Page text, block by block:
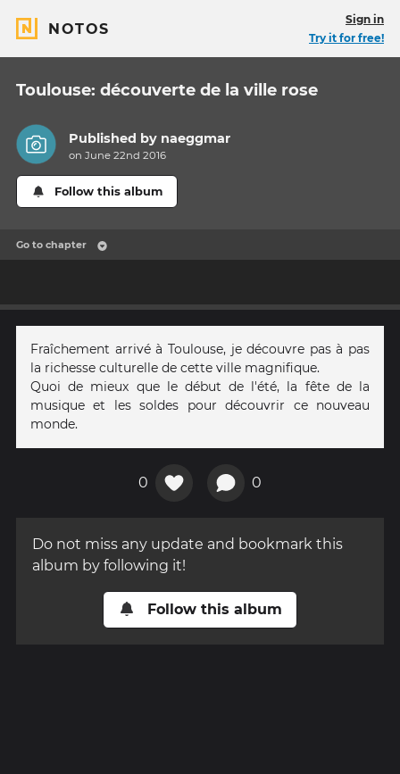
NOTOS
Sign in
Try it for free!
Toulouse: découverte de la ville rose
Published by naeggmar
on June 22nd 2016
Follow this album
Go to chapter
Fraîchement arrivé à Toulouse, je découvre pas à pas
la richesse culturelle de cette ville magnifique.
Quoi de mieux que le début de l'été, la fête de la
musique et les soldes pour découvrir ce nouveau
monde.
0 0
Do not miss any update and bookmark this
album by following it!
Follow this album